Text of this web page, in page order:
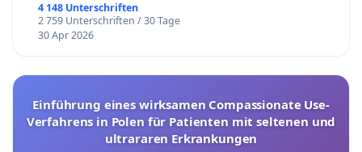
4 148 Unterschriften
2 759 Unterschriften / 30 Tage
30 Apr 2026
Einführung eines wirksamen Compassionate Use-
Verfahrens in Polen für Patienten mit seltenen und
ultrararen Erkrankungen